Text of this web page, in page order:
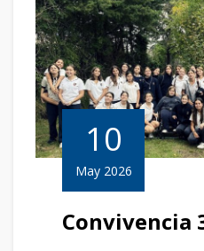
10
May 2026
Convivencia